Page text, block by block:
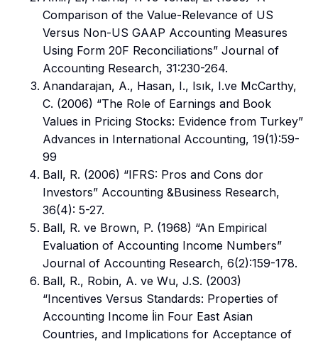
Comparison of the Value-Relevance of US
Versus Non-US GAAP Accounting Measures
Using Form 20F Reconciliations” Journal of
Accounting Research, 31:230-264.
Anandarajan, A., Hasan, I., Isık, I.ve McCarthy,
C. (2006) “The Role of Earnings and Book
Values in Pricing Stocks: Evidence from Turkey”
Advances in International Accounting, 19(1):59-
99
Ball, R. (2006) “IFRS: Pros and Cons dor
Investors” Accounting &Business Research,
36(4): 5-27.
Ball, R. ve Brown, P. (1968) “An Empirical
Evaluation of Accounting Income Numbers”
Journal of Accounting Research, 6(2):159-178.
Ball, R., Robin, A. ve Wu, J.S. (2003)
“Incentives Versus Standards: Properties of
Accounting Income İin Four East Asian
Countries, and Implications for Acceptance of